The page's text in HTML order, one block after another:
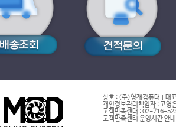
상호 : (주)영재컴퓨터 | 대
개인정보관리책임자 : 고영
고객만족센터 : 02-716-
고객만족센터 운영시간 안